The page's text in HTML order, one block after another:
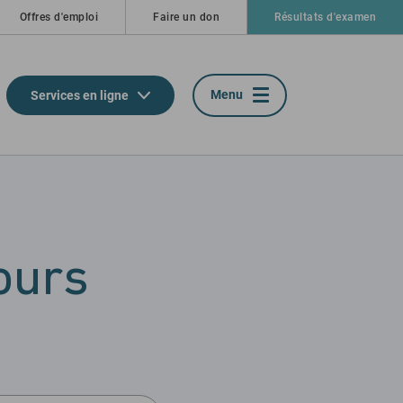
Offres d'emploi Faire un don Résultats d'examen
Services en ligne Menu